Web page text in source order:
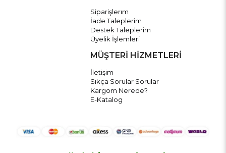
Siparişlerım
İade Taleplerim
Destek Taleplerim
Üyelik İşlemleri
MÜŞTERİ HİZMETLERİ
İletişim
Sıkça Sorular Sorular
Kargom Nerede?
E-Katalog